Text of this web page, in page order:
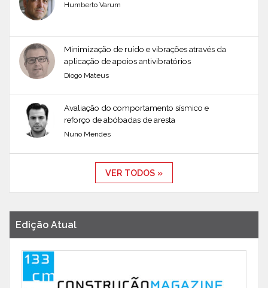
Humberto Varum
Minimização de ruído e vibrações através da
aplicação de apoios antivibratórios
Diogo Mateus
Avaliação do comportamento sísmico e
reforço de abóbadas de aresta
Nuno Mendes
VER TODOS »
Edição Atual